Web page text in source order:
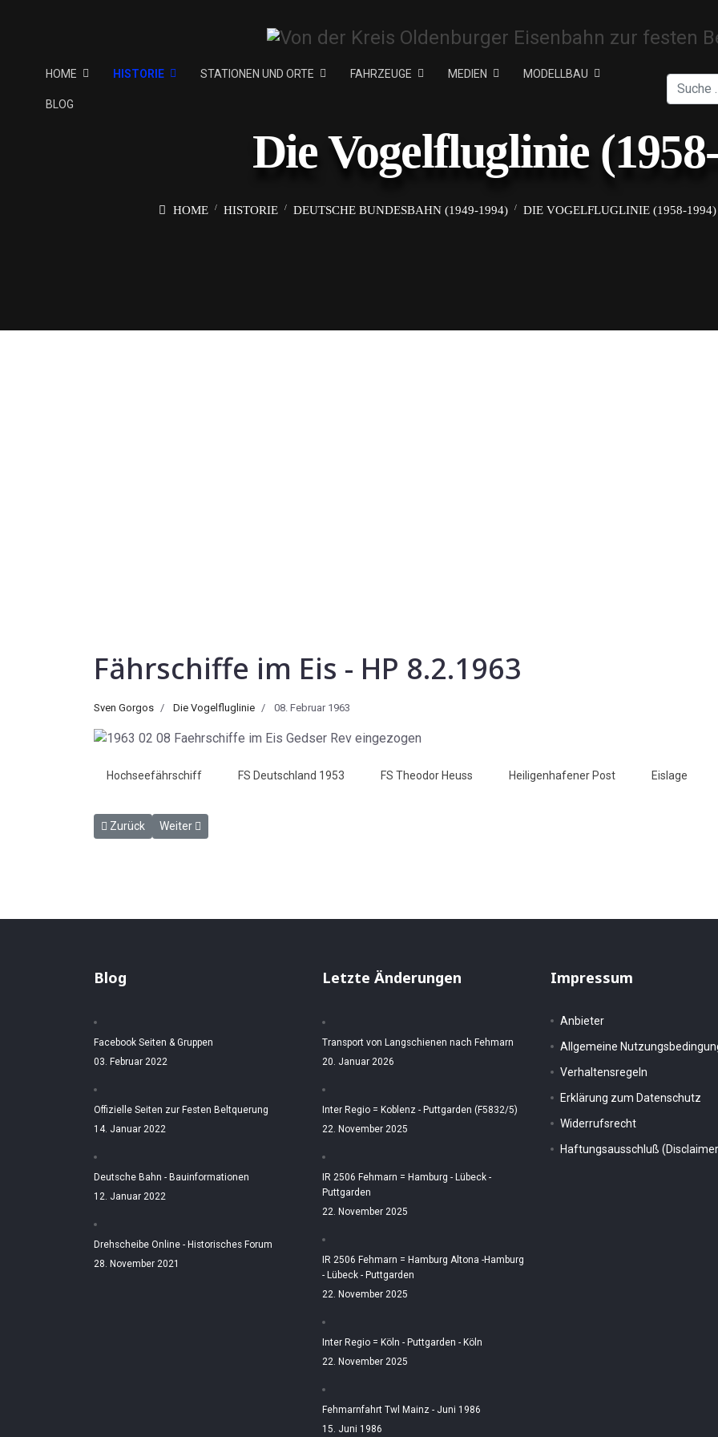
HOME HISTORIE STATIONEN UND ORTE FAHRZEUGE MEDIEN MODELLBAU
BLOG
Suchen
Die Vogelfluglinie
HOME HISTORIE DEUTSCHE BUNDESBAHN (1949-1994) DIE VOGELFLUGLINIE (1958-1994)
Fährschiffe im Eis - HP 8.2.1963
Sven Gorgos Die Vogelfluglinie 08. Februar 1963
Hochseefährschiff FS Deutschland 1953 FS Theodor Heuss Heiligenhafener Post Eislage
Vorheriger Beitrag: Beförderungen auf der "Deutschland" - HP 8.2.1963
Zurück Nächster Beitrag: Fährschiffe in Puttgarden - HP 8.2.1963
Weiter
Blog
Facebook Seiten & Gruppen
03. Februar 2022
Offizielle Seiten zur Festen Beltquerung
14. Januar 2022
Deutsche Bahn - Bauinformationen
12. Januar 2022
Drehscheibe Online - Historisches Forum
28. November 2021
Letzte Änderungen
Transport von Langschienen nach Fehmarn
20. Januar 2026
Inter Regio = Koblenz - Puttgarden (F5832/5)
22. November 2025
IR 2506 Fehmarn = Hamburg - Lübeck -
Puttgarden
22. November 2025
IR 2506 Fehmarn = Hamburg Altona -Hamburg
- Lübeck - Puttgarden
22. November 2025
Inter Regio = Köln - Puttgarden - Köln
22. November 2025
Fehmarnfahrt Twl Mainz - Juni 1986
15. Juni 1986
Impressum
Anbieter
Allgemeine
Verhaltensregeln
Erklärung zum Datenschutz
Widerrufsrecht
Haftungsausschluß